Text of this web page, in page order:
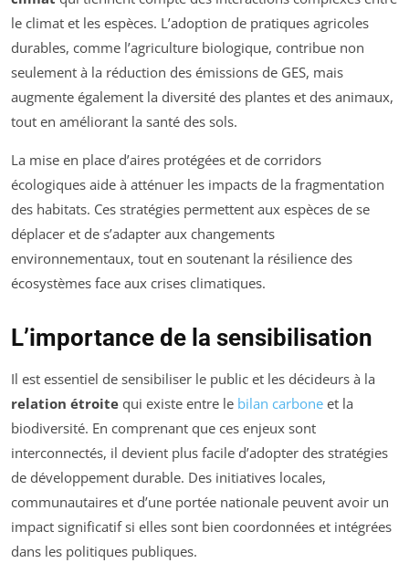
le climat et les espèces. L’adoption de pratiques agricoles
durables, comme l’agriculture biologique, contribue non
seulement à la réduction des émissions de GES, mais
augmente également la diversité des plantes et des animaux,
tout en améliorant la santé des sols.
La mise en place d’aires protégées et de corridors
écologiques aide à atténuer les impacts de la fragmentation
des habitats. Ces stratégies permettent aux espèces de se
déplacer et de s’adapter aux changements
environnementaux, tout en soutenant la résilience des
écosystèmes face aux crises climatiques.
L’importance de la sensibilisation
Il est essentiel de sensibiliser le public et les décideurs à la
relation étroite qui existe entre le bilan carbone et la
biodiversité. En comprenant que ces enjeux sont
interconnectés, il devient plus facile d’adopter des stratégies
de développement durable. Des initiatives locales,
communautaires et d’une portée nationale peuvent avoir un
impact significatif si elles sont bien coordonnées et intégrées
dans les politiques publiques.